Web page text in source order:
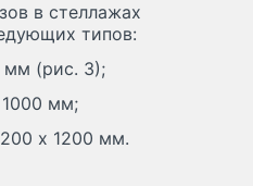
в стеллажах
типов:
мм (рис. 3);
1000 мм;
x 1200 мм.